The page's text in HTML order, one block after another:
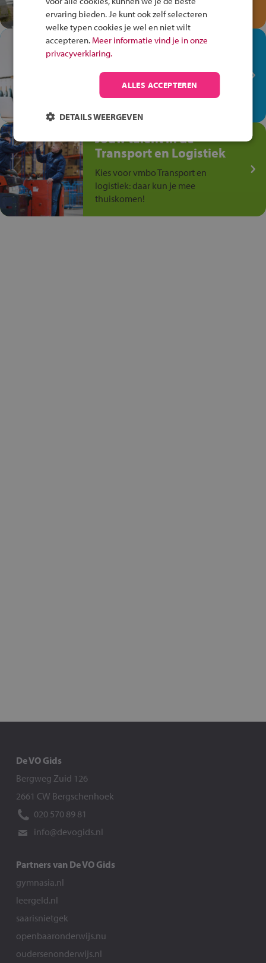
en win een Cortina-fiets!
In de winkel ben je op je
plek!
Ontdek via het vmbo jouw talent
op de winkelvloer, waar elke dag
Jouw talent in de
Transport en Logistiek
Kies voor vmbo Transport en
logistiek: daar kun je mee
thuiskomen!
De VO Gids
Bergweg Zuid 126
2661 CW Bergschenhoek
020 570 89 81
info@devogids.nl
Partners van De VO Gids
gymnasia.nl
leergeld.nl
saarisnietgek
openbaaronderwijs.nu
oudersenonderwijs.nl
ervaring bieden. Je kunt ook zelf selecteren
welke typen cookies je wel en niet wilt
accepteren. Meer informatie vind je in onze
privacyverklaring.
ALLES ACCEPTEREN
DETAILS WEERGEVEN